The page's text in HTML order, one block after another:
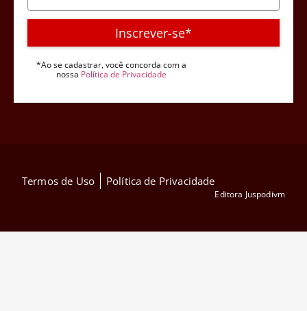
Inscrever-se*
*Ao se cadastrar, você concorda com a
nossa Política de Privacidade
Termos de Uso Política de Privacidade
Editora Juspodivm